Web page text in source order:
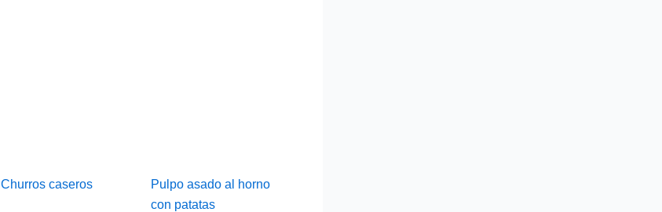
Churros caseros
Pulpo asado al horno
con patatas